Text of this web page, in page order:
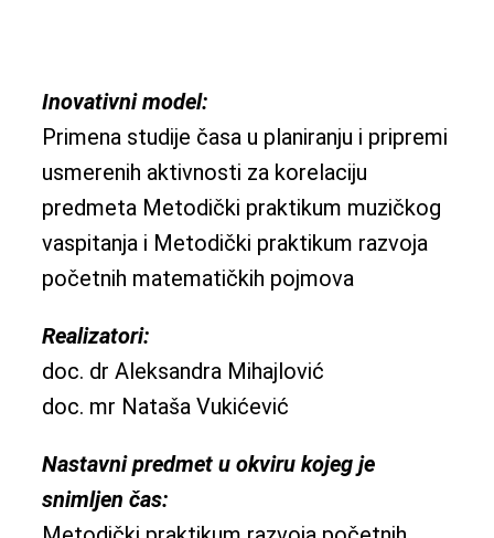
Inovativni model:
Primena studije časa u planiranju i pripremi
usmerenih aktivnosti za korelaciju
predmeta Metodički praktikum muzičkog
vaspitanja i Metodički praktikum razvoja
početnih matematičkih pojmova
Realizatori:
doc. dr Aleksandra Mihajlović
doc. mr Nataša Vukićević
Nastavni predmet u okviru kojeg je
snimljen čas: